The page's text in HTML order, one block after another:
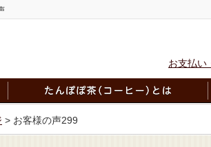
お支払い
> お客様の声299